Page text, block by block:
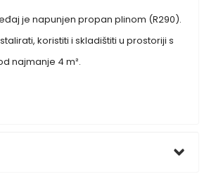
je napunjen propan plinom (R290).
koristiti i skladištiti u prostoriji s
najmanje 4 m².